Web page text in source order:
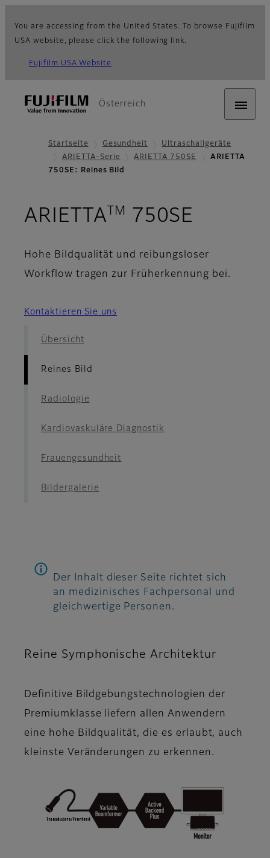
You are accessing from the United States. To browse Fujifilm
USA website, please click the following link.
Fujifilm USA Website
Österreich
Startseite Gesundheit
Ultraschallgeräte
ARIETTA-Serie
ARIETTA 750SE
ARIETTA
750SE: Reines Bild
ARIETTA TM 750SE
Hohe Bildqualität und reibungsloser
Workflow tragen zur Früherkennung bei.
Kontaktieren Sie uns
Übersicht
Reines Bild
Radiologie
Kardiovaskuläre Diagnostik
Frauengesundheit
Bildergalerie
Der Inhalt dieser Seite richtet sich
an medizinisches Fachpersonal und
gleichwertige Personen.
Reine Symphonische Architektur
Definitive Bildgebungstechnologien der
Premiumklasse liefern allen Anwendern
eine hohe Bildqualität, die es erlaubt, auch
kleinste Veränderungen zu erkennen.